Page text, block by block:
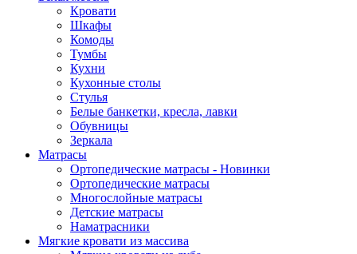
Кровати
Шкафы
Комоды
Тумбы
Кухни
Кухонные столы
Стулья
Белые банкетки, кресла, лавки
Обувницы
Зеркала
Матрасы
Ортопедические матрасы - Новинки
Ортопедические матрасы
Многослойные матрасы
Детские матрасы
Наматрасники
Мягкие кровати из массива